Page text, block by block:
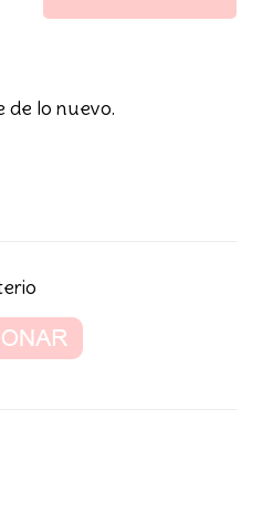
lo nuevo.